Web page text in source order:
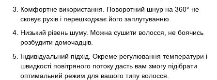
Комфортне використання. Поворотний шнур на 360° не
сковує рухів і перешкоджає його заплутуванню.
Низький рівень шуму. Можна сушити волосся, не боячись
розбудити домочадців.
Індивідуальний підхід. Окреме регулювання температури і
швидкості повітряного потоку дасть вам змогу підібрати
оптимальний режим для вашого типу волосся.